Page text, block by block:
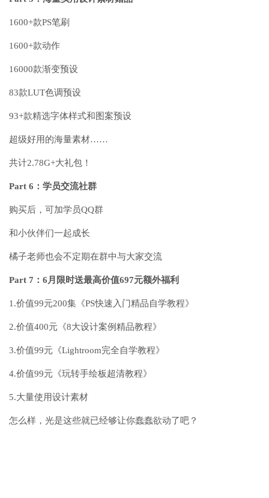
1600+款PS笔刷
1600+款动作
16000款渐变预设
83款LUT色调预设
93+款精选字体样式和图案预设
超级好用的海量素材……
共计2.78G+大礼包！
Part 6：学员交流社群
购买后，可加学员QQ群
和小伙伴们一起成长
橘子老师也会不定期在群中与大家交流
Part 7：6月限时送最高价值697元额外福利
1.价值99元200集《PS快速入门精品自学教程》
2.价值400元《8大设计案例精品教程》
3.价值99元《Lightroom完全自学教程》
4.价值99元《玩转手绘板超清教程》
5.大量使用设计素材
怎么样，光是这些就已经够让你蠢蠢欲动了吧？